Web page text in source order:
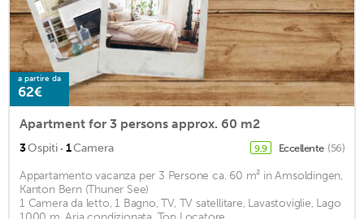
a partire da
62€
Apartment for 3 persons approx. 60 m2
3Ospiti · 1Camera 9,9 Eccellente (56)
Appartamento vacanza per 3 Persone ca. 60 m² in Amsoldingen,
Kanton Bern (Thuner See)
1 Camera da letto, 1 Bagno, TV, TV satellitare, Lavastoviglie, Lago